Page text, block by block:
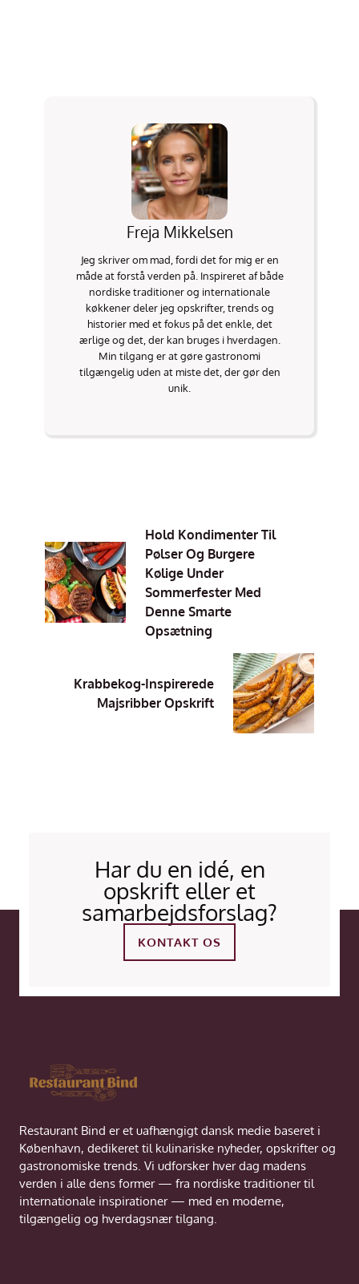
Freja Mikkelsen
Jeg skriver om mad, fordi det for mig er en
måde at forstå verden på. Inspireret af både
nordiske traditioner og internationale
køkkener deler jeg opskrifter, trends og
historier med et fokus på det enkle, det
ærlige og det, der kan bruges i hverdagen.
Min tilgang er at gøre gastronomi
tilgængelig uden at miste det, der gør den
unik.
Hold Kondimenter Til
Pølser Og Burgere
Kølige Under
Sommerfester Med
Denne Smarte
Opsætning
Krabbekog-Inspirerede
Majsribber Opskrift
Har du en idé, en
opskrift eller et
samarbejdsforslag?
KONTAKT OS
Restaurant Bind er et uafhængigt dansk medie baseret i
København, dedikeret til kulinariske nyheder, opskrifter og
gastronomiske trends. Vi udforsker hver dag madens
verden i alle dens former — fra nordiske traditioner til
internationale inspirationer — med en moderne,
tilgængelig og hverdagsnær tilgang.